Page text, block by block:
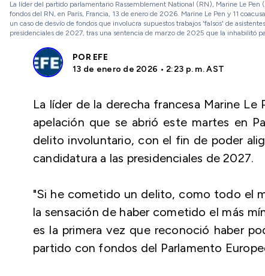
La líder del partido parlamentario Rassemblement National (RN), Marine Le
fondos del RN, en París, Francia, 13 de enero de 2026. Marine Le Pen y 11
un caso de desvío de fondos que involucra supuestos trabajos 'falsos' de
presidenciales de 2027, tras una sentencia de marzo de 2025 que la inhabilitó
POR EFE
13 de enero de 2026 • 2:23 p. m. AST
La líder de la derecha francesa Marine
apelación que se abrió este martes en
delito involuntario, con el fin de poder
candidatura a las presidenciales de 2027.
"Si he cometido un delito, como todo el
la sensación de haber cometido el más
es la primera vez que reconoció haber
partido con fondos del Parlamento